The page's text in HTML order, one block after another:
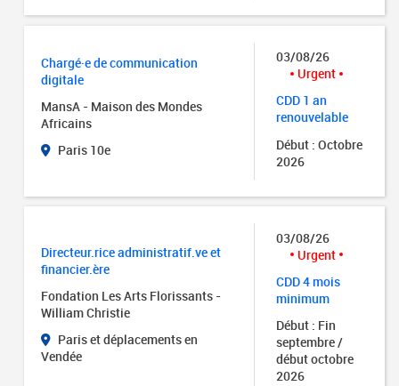
Chargé·e de communication
digitale
MansA - Maison des Mondes
Africains
Paris 10e
03/08/26
Urgent
CDD 1 an
renouvelable
Début : Octobre
2026
Directeur.rice administratif.ve et
financier.ère
Fondation Les Arts Florissants -
William Christie
Paris et déplacements en
Vendée
03/08/26
Urgent
CDD 4 mois
minimum
Début : Fin
septembre /
début octobre
2026